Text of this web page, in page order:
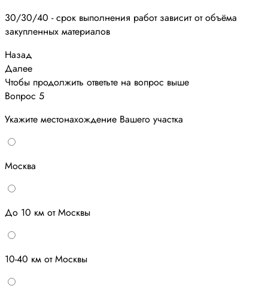
30/30/40 - срок выполнения работ зависит от объёма
закупленных материалов
Назад
Далее
Чтобы продолжить ответьте на вопрос выше
Вопрос 5
Укажите местонахождение Вашего участка
Москва
До 10 км от Москвы
10-40 км от Москвы